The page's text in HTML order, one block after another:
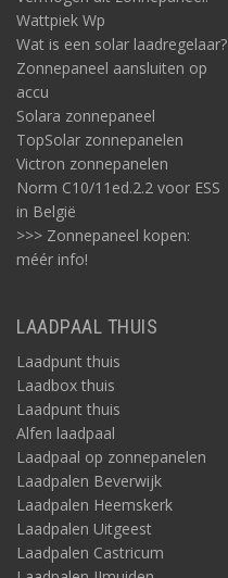
Wattpiek Wp
Wat is een solar laadregelaar?
Zonnepaneel aansluiten op
accu
Solara zonnepaneel
TopSolar zonnepanelen
Victron zonnepanelen
Norm C10/11ed.2.2 voor ESS
in België
>>> Zonnepaneel kopen:
méér info!
LAADPAAL THUIS
Laadpunt thuis
Laadbox thuis
Laadpunt thuis
Alfen laadpaal
Laadpaal op zonnepanelen
Laadpalen Beverwijk
Laadpalen Heemskerk
Laadpalen Uitgeest
Laadpalen Castricum